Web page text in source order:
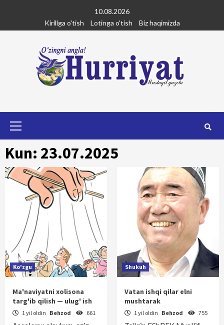
content
10.08.2026
Kirillga o'tish
Lotinga o'tish Biz haqimizda
Kun: 23.07.2025
Ko'zgu
Ma'naviyatni xolisona
targ'ib qilish — ulug' ish
1 yil oldin Behzod 661
Shukuh
Vatan ishqi qilar elni
mushtarak
1 yil oldin Behzod 755